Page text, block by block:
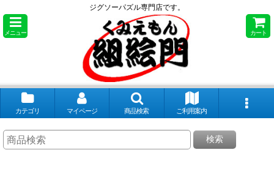
ジグソーパズル専門店です。
メニュー カート
カテゴリ マイページ 商品検索 ご利用案内
検索